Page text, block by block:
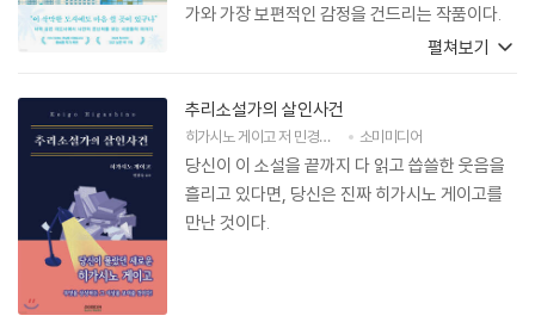
가와 가장 보편적인 감정을 건드리는 작품이다.
도쿄에 가면 책에 나오는 주인공들의 은신처를 하
칠지도 모르겠다는 즐거운 상상이 든다.
펼쳐보기
추리소설가의 살인사건
히가시노 게이고저 민경욱 소미미디어
당신이 이 소설을 끝까지 다 읽고 씁쓸한 웃음을
흘리고 있다면, 당신은 진짜 히가시노 게이고를
만난 것이다.